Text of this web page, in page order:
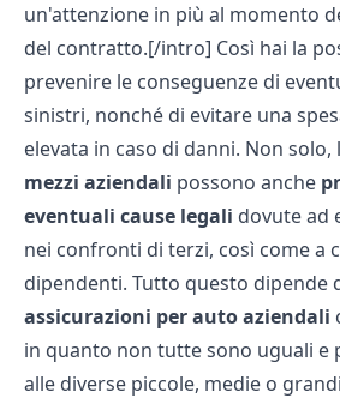
un'attenzione in più al momento
del contratto.[/intro] Così hai la
prevenire le conseguenze di
sinistri, nonché di evitare una
elevata in caso di danni. Non solo,
mezzi aziendali possono anche
eventuali cause legali dovute ad
nei confronti di terzi, così come a
dipendenti. Tutto questo dipende
assicurazioni per auto aziendali
in quanto non tutte sono uguali e
alle diverse piccole, medie o